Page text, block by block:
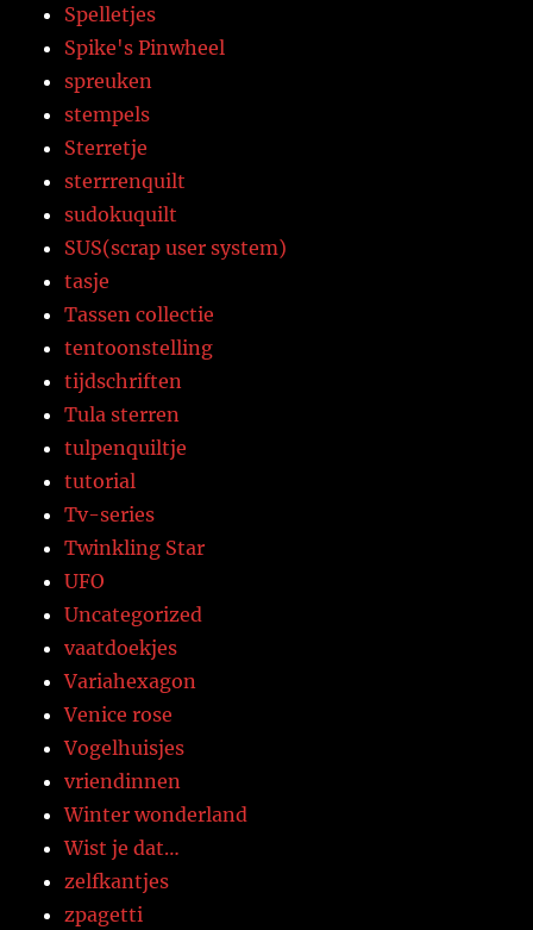
Spelletjes
Spike's Pinwheel
spreuken
stempels
Sterretje
sterrrenquilt
sudokuquilt
SUS(scrap user system)
tasje
Tassen collectie
tentoonstelling
tijdschriften
Tula sterren
tulpenquiltje
tutorial
Tv-series
Twinkling Star
UFO
Uncategorized
vaatdoekjes
Variahexagon
Venice rose
Vogelhuisjes
vriendinnen
Winter wonderland
Wist je dat…
zelfkantjes
zpagetti